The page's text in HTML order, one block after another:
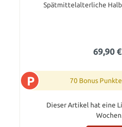
Spätmittelalterliche
69,90
P 70 Bonus
Dieser Artikel hat eine